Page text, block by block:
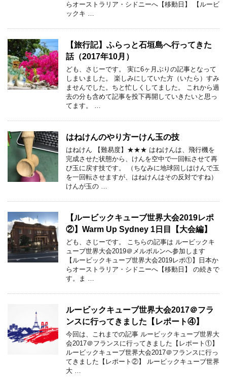
らオーストラリア・シドニーへ【移動日】 【ルービ
ックキ …
【旅行記】ふらっと石垣島へ行ってきた
話（2017年10月）
ども、さじーです。 実に6ヶ月ぶりの記事となって
しまいました。 楽しみにしていた方（いたら）すみ
ませんでした。ちと忙しくしてました。 これから過
去の分も含めて記事を投下再開していきたいと思っ
てます。 …
はねけんのやり方ーけん玉の技
はねけん 【難易度】★★★ はねけんは、飛行機を
完成させた状態から、けんを空中で一回転させて再
び玉に戻す技です。 （ちなみに地球回しはけんで玉
を一回転させますが、はねけんはその反対ですね）
けんが玉の …
【ルービックキューブ世界大会2019レポ
②】Warm Up Sydney 1日目【大会編】
ども、さじーです。 こちらの記事は ルービックキ
ューブ世界大会2019＠メルボルンへ参加します
【ルービックキューブ世界大会2019レポ①】日本か
らオーストラリア・シドニーへ【移動日】 の続きで
す。ま …
ルービックキューブ世界大会2017＠フラ
ンスに行ってきました【レポート④】
今回は、これまでの記事 ルービックキューブ世界大
会2017＠フランスに行ってきました【レポート①】
ルービックキューブ世界大会2017＠フランスに行っ
てきました【レポート②】 ルービックキューブ世界
大 …